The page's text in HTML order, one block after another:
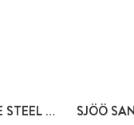
SJÖÖ SANDSTRÖM JUBILEE STEEL GENT